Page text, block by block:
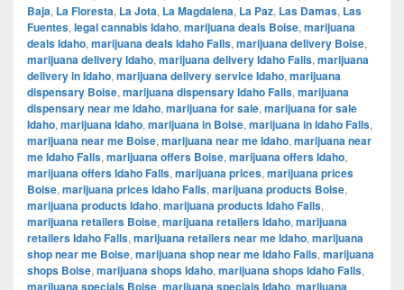
Baja, La Floresta, La Jota, La Magdalena, La Paz, Las Damas, Las
Fuentes, legal cannabis Idaho, marijuana deals Boise, marijuana
deals Idaho, marijuana deals Idaho Falls, marijuana delivery Boise,
marijuana delivery Idaho, marijuana delivery Idaho Falls, marijuana
delivery in Idaho, marijuana delivery service Idaho, marijuana
dispensary Boise, marijuana dispensary Idaho Falls, marijuana
dispensary near me Idaho, marijuana for sale, marijuana for sale
Idaho, marijuana Idaho, marijuana in Boise, marijuana in Idaho Falls,
marijuana near me Boise, marijuana near me Idaho, marijuana near
me Idaho Falls, marijuana offers Boise, marijuana offers Idaho,
marijuana offers Idaho Falls, marijuana prices, marijuana prices
Boise, marijuana prices Idaho Falls, marijuana products Boise,
marijuana products Idaho, marijuana products Idaho Falls,
marijuana retailers Boise, marijuana retailers Idaho, marijuana
retailers Idaho Falls, marijuana retailers near me Idaho, marijuana
shop near me Boise, marijuana shop near me Idaho Falls, marijuana
shops Boise, marijuana shops Idaho, marijuana shops Idaho Falls,
marijuana specials Boise, marijuana specials Idaho, marijuana